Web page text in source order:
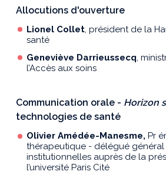
Allocutions d'ouverture
Lionel Collet, président de la
santé
Geneviève Darrieussecq,
l’Accès aux soins
Communication orale - Horizon
technologies de santé
Olivier Amédée-Manesme, Pr
thérapeutique - délégué général
institutionnelles auprès de la
l’université Paris Cité